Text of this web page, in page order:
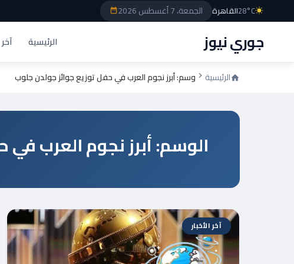
الجمعة، 7 أغسطس 2026 28°Cالقاهرة
جوري نيوز الرئيسية آخر
الرئيسية وسم: أبرز نجوم العرب في حفل توزيع جوائز جولدن جلوب
الوسم: أبرز نجوم العرب
آخر الأخبار